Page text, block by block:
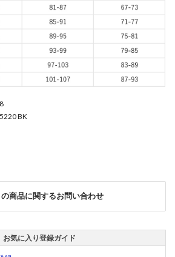
BK
の商品に関するお問い合わせ
お気に入り登録ガイド